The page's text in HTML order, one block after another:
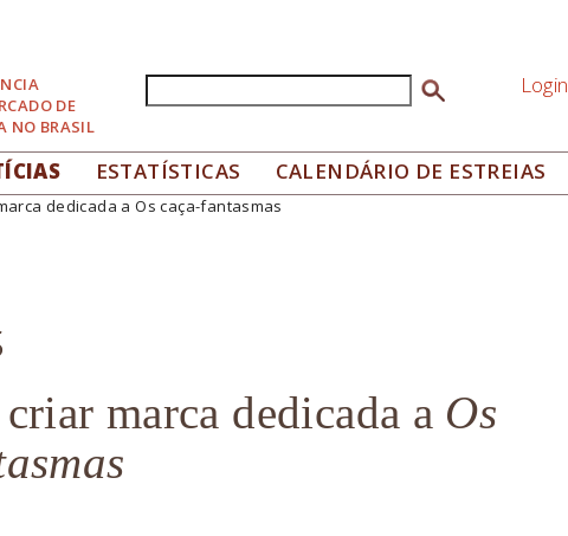
DE
NO BRASIL
Formulário de busca Login
ESTATÍSTICAS CALENDÁRIO DE ESTREIAS
dedicada a Os caça-fantasmas
marca dedicada a Os